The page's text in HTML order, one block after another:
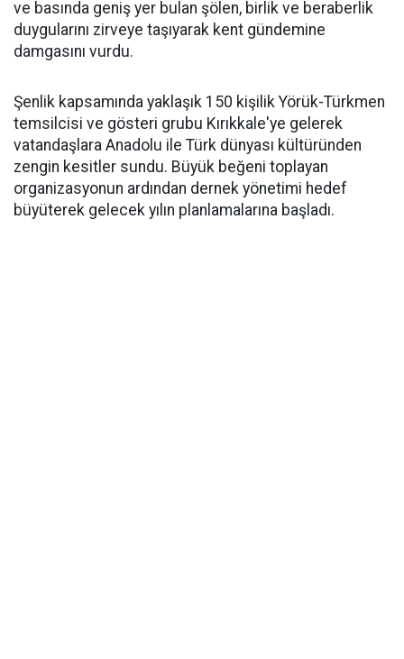
ve basında geniş yer bulan şölen, birlik ve beraberlik
duygularını zirveye taşıyarak kent gündemine
damgasını vurdu.
Şenlik kapsamında yaklaşık 150 kişilik Yörük-Türkmen
temsilcisi ve gösteri grubu Kırıkkale'ye gelerek
vatandaşlara Anadolu ile Türk dünyası kültüründen
zengin kesitler sundu. Büyük beğeni toplayan
organizasyonun ardından dernek yönetimi hedef
büyüterek gelecek yılın planlamalarına başladı.